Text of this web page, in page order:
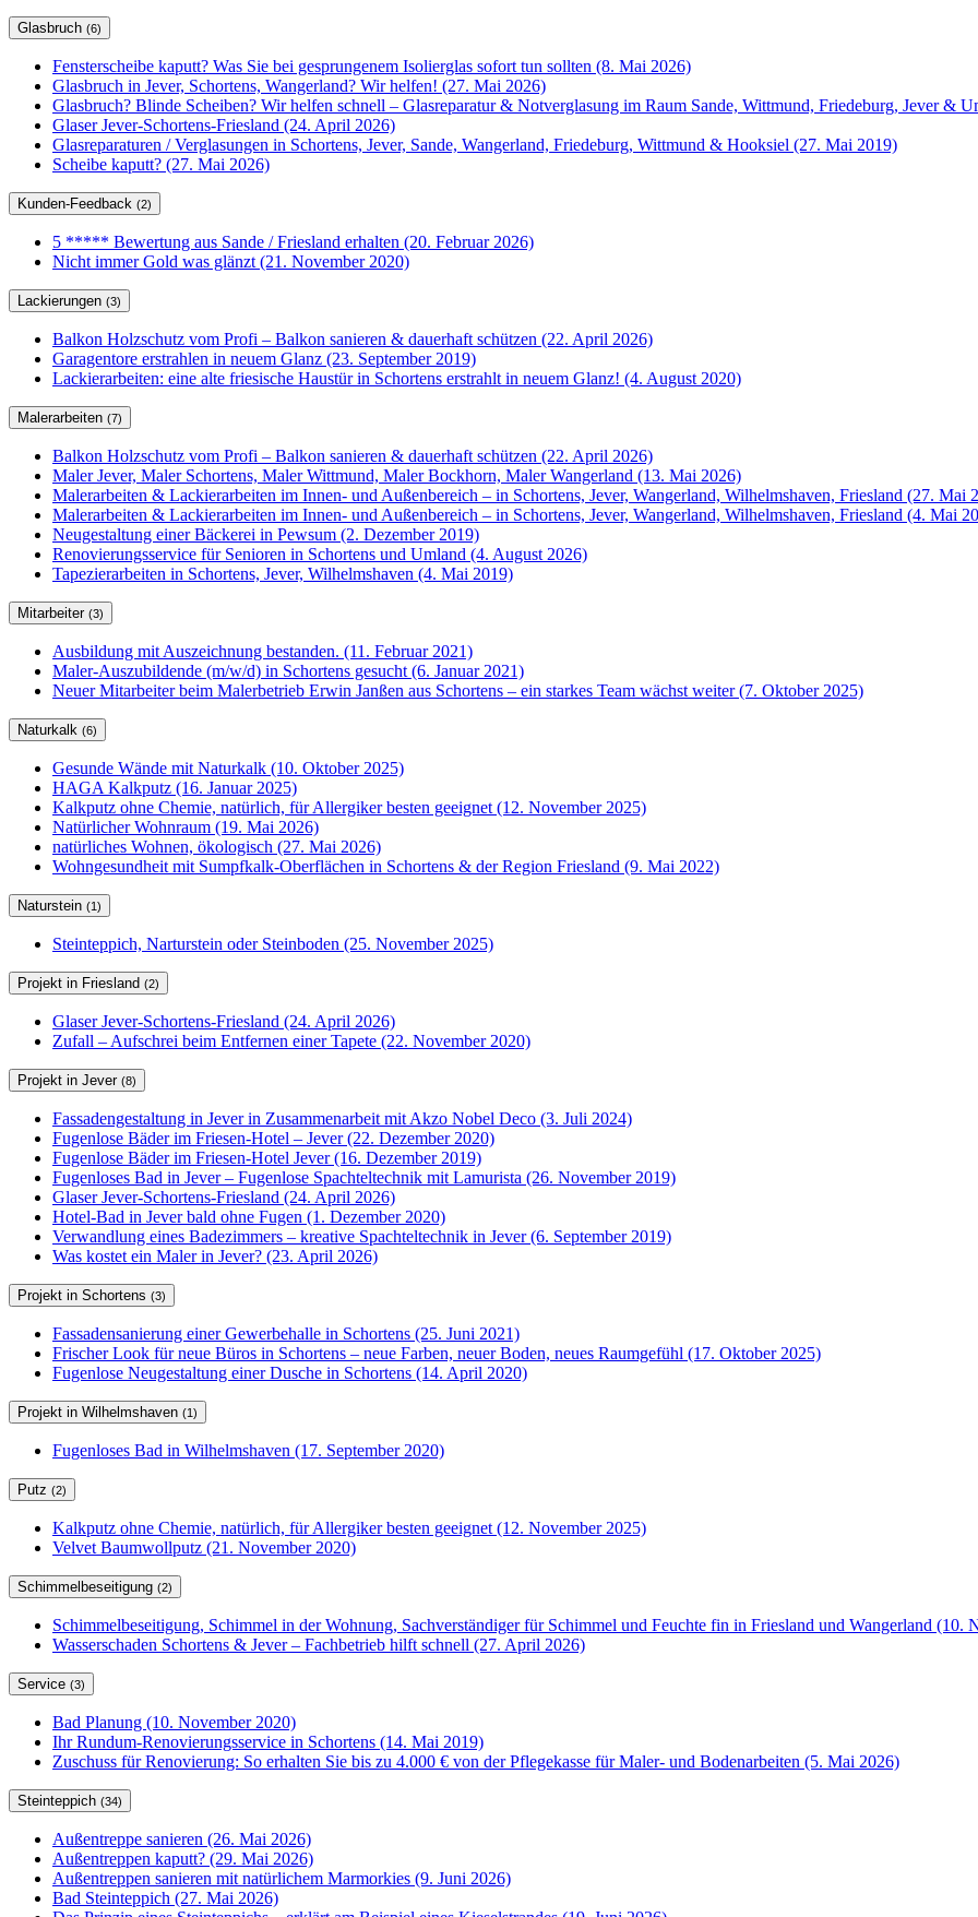
Glasbruch (6)
Fensterscheibe kaputt? Was Sie bei gesprungenem Isolierglas sofort tun sollten (8. Mai 2026)
Glasbruch in Jever, Schortens, Wangerland? Wir helfen! (27. Mai 2026)
Glasbruch? Blinde Scheiben? Wir helfen schnell – Glasreparatur & Notverglasung im Raum Sande, Wittmund, Friedeburg, Jever &
Glaser Jever-Schortens-Friesland (24. April 2026)
Glasreparaturen / Verglasungen in Schortens, Jever, Sande, Wangerland, Friedeburg, Wittmund & Hooksiel (27. Mai 2019)
Scheibe kaputt? (27. Mai 2026)
Kunden-Feedback (2)
5 ***** Bewertung aus Sande / Friesland erhalten (20. Februar 2026)
Nicht immer Gold was glänzt (21. November 2020)
Lackierungen (3)
Balkon Holzschutz vom Profi – Balkon sanieren & dauerhaft schützen (22. April 2026)
Garagentore erstrahlen in neuem Glanz (23. September 2019)
Lackierarbeiten: eine alte friesische Haustür in Schortens erstrahlt in neuem Glanz! (4. August 2020)
Malerarbeiten (7)
Balkon Holzschutz vom Profi – Balkon sanieren & dauerhaft schützen (22. April 2026)
Maler Jever, Maler Schortens, Maler Wittmund, Maler Bockhorn, Maler Wangerland (13. Mai 2026)
Malerarbeiten & Lackierarbeiten im Innen- und Außenbereich – in Schortens, Jever, Wangerland, Wilhelmshaven, Friesland (27. Mai
Malerarbeiten & Lackierarbeiten im Innen- und Außenbereich – in Schortens, Jever, Wangerland, Wilhelmshaven, Friesland (4. Mai
Neugestaltung einer Bäckerei in Pewsum (2. Dezember 2019)
Renovierungsservice für Senioren in Schortens und Umland (4. August 2026)
Tapezierarbeiten in Schortens, Jever, Wilhelmshaven (4. Mai 2019)
Mitarbeiter (3)
Ausbildung mit Auszeichnung bestanden. (11. Februar 2021)
Maler-Auszubildende (m/w/d) in Schortens gesucht (6. Januar 2021)
Neuer Mitarbeiter beim Malerbetrieb Erwin Janßen aus Schortens – ein starkes Team wächst weiter (7. Oktober 2025)
Naturkalk (6)
Gesunde Wände mit Naturkalk (10. Oktober 2025)
HAGA Kalkputz (16. Januar 2025)
Kalkputz ohne Chemie, natürlich, für Allergiker besten geeignet (12. November 2025)
Natürlicher Wohnraum (19. Mai 2026)
natürliches Wohnen, ökologisch (27. Mai 2026)
Wohngesundheit mit Sumpfkalk-Oberflächen in Schortens & der Region Friesland (9. Mai 2022)
Naturstein (1)
Steinteppich, Narturstein oder Steinboden (25. November 2025)
Projekt in Friesland (2)
Glaser Jever-Schortens-Friesland (24. April 2026)
Zufall – Aufschrei beim Entfernen einer Tapete (22. November 2020)
Projekt in Jever (8)
Fassadengestaltung in Jever in Zusammenarbeit mit Akzo Nobel Deco (3. Juli 2024)
Fugenlose Bäder im Friesen-Hotel – Jever (22. Dezember 2020)
Fugenlose Bäder im Friesen-Hotel Jever (16. Dezember 2019)
Fugenloses Bad in Jever – Fugenlose Spachteltechnik mit Lamurista (26. November 2019)
Glaser Jever-Schortens-Friesland (24. April 2026)
Hotel-Bad in Jever bald ohne Fugen (1. Dezember 2020)
Verwandlung eines Badezimmers – kreative Spachteltechnik in Jever (6. September 2019)
Was kostet ein Maler in Jever? (23. April 2026)
Projekt in Schortens (3)
Fassadensanierung einer Gewerbehalle in Schortens (25. Juni 2021)
Frischer Look für neue Büros in Schortens – neue Farben, neuer Boden, neues Raumgefühl (17. Oktober 2025)
Fugenlose Neugestaltung einer Dusche in Schortens (14. April 2020)
Projekt in Wilhelmshaven (1)
Fugenloses Bad in Wilhelmshaven (17. September 2020)
Putz (2)
Kalkputz ohne Chemie, natürlich, für Allergiker besten geeignet (12. November 2025)
Velvet Baumwollputz (21. November 2020)
Schimmelbeseitigung (2)
Schimmelbeseitigung, Schimmel in der Wohnung, Sachverständiger für Schimmel und Feuchte fin in Friesland und Wangerland (10.
Wasserschaden Schortens & Jever – Fachbetrieb hilft schnell (27. April 2026)
Service (3)
Bad Planung (10. November 2020)
Ihr Rundum-Renovierungsservice in Schortens (14. Mai 2019)
Zuschuss für Renovierung: So erhalten Sie bis zu 4.000 € von der Pflegekasse für Maler- und Bodenarbeiten (5. Mai 2026)
Steinteppich (34)
Außentreppe sanieren (26. Mai 2026)
Außentreppen kaputt? (29. Mai 2026)
Außentreppen sanieren mit natürlichem Marmorkies (9. Juni 2026)
Bad Steinteppich (27. Mai 2026)